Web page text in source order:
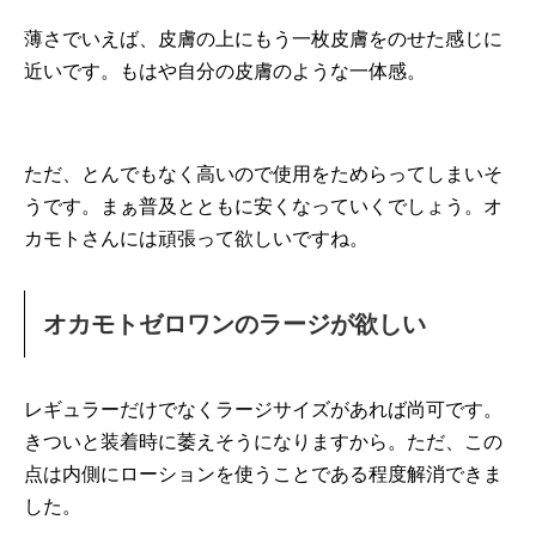
薄さでいえば、皮膚の上にもう一枚皮膚をのせた感じに
近いです。もはや自分の皮膚のような一体感。
ただ、とんでもなく高いので使用をためらってしまいそ
うです。まぁ普及とともに安くなっていくでしょう。オ
カモトさんには頑張って欲しいですね。
オカモトゼロワンのラージが欲しい
レギュラーだけでなくラージサイズがあれば尚可です。
きついと装着時に萎えそうになりますから。ただ、この
点は内側にローションを使うことである程度解消できま
した。